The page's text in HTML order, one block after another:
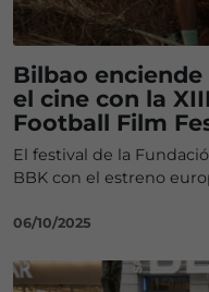
Bilbao
el cine con la
Football Film
El festival de la
BBK con el estreno
06/10/2025